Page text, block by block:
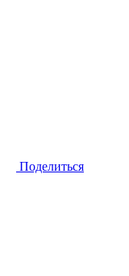
Поделиться